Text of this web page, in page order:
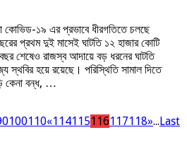
কোভিড-১৯ এর প্রভাবে ধীরগতিতে চলছে
প্রথম দুই মাসেই ঘাটতি ১২ হাজার কোটি
শেষেও রাজস্ব আদায়ে বড় ধরনের ঘাটতি
স্থবির হয়ে রয়েছে। পরিস্থিতি সামাল দিতে
কেনা বন্ধ, …
100110«114115116117118»...Last